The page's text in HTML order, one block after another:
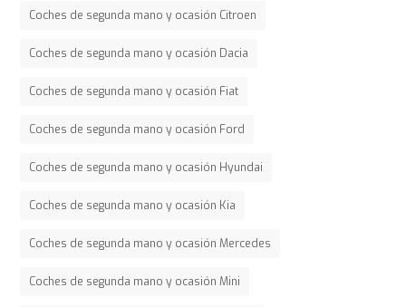
Coches de segunda mano y ocasión Citroen
Coches de segunda mano y ocasión Dacia
Coches de segunda mano y ocasión Fiat
Coches de segunda mano y ocasión Ford
Coches de segunda mano y ocasión Hyundai
Coches de segunda mano y ocasión Kia
Coches de segunda mano y ocasión Mercedes
Coches de segunda mano y ocasión Mini